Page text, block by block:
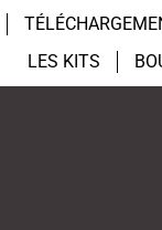
LES KITS